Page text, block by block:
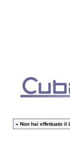
» Non hai effettuato il